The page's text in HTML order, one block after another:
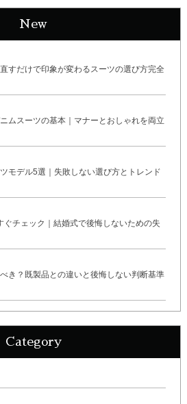
New
すだけで印象が変わるスーツの選び方完全
ムスーツの基本｜マナーとおしゃれを両立
モデル5選｜失敗しない選び方とトレンド
ぐチェック｜結婚式で後悔しないための失
き？既製品との違いと後悔しない判断基準
Category